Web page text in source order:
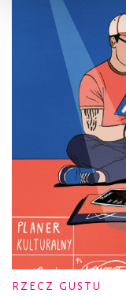
RZECZ GUSTU